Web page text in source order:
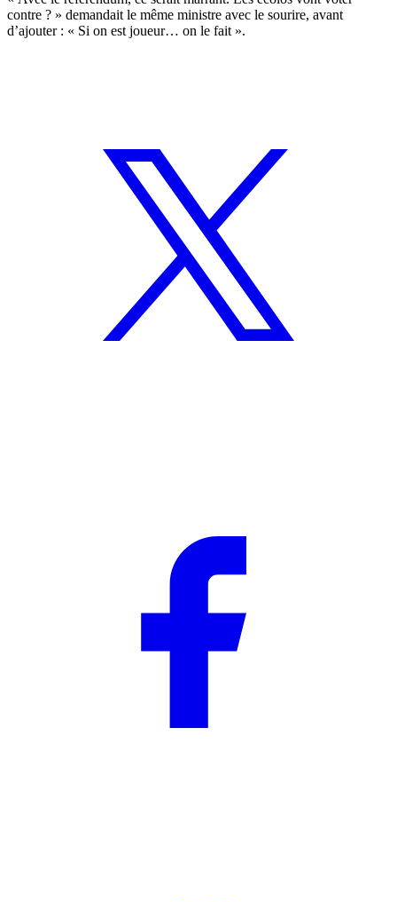
contre ? » demandait le même ministre avec le sourire, avant
d’ajouter : « Si on est joueur… on le fait ».